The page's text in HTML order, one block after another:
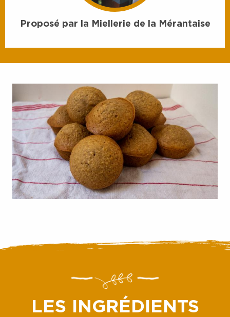
Proposé par la Miellerie de la Mérantaise
LES INGRÉDIENTS